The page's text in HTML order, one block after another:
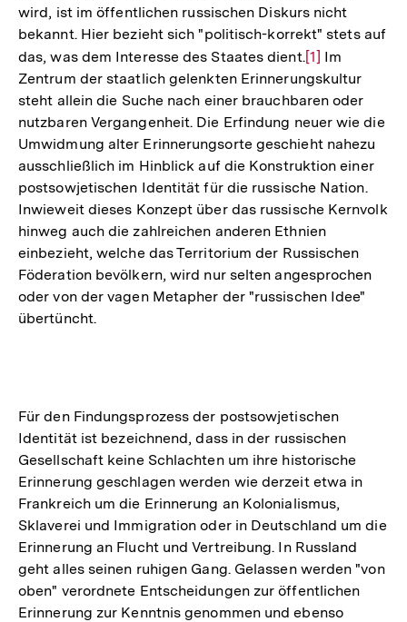
wird, ist im öffentlichen russischen Diskurs nicht
bekannt. Hier bezieht sich "politisch-korrekt" stets auf
das, was dem Interesse des Staates dient.Zur
Auflösung
der
Fußnote
[1] Im
Zentrum der staatlich gelenkten Erinnerungskultur
steht allein die Suche nach einer brauchbaren oder
nutzbaren Vergangenheit. Die Erfindung neuer wie die
Umwidmung alter Erinnerungsorte geschieht nahezu
ausschließlich im Hinblick auf die Konstruktion einer
postsowjetischen Identität für die russische Nation.
Inwieweit dieses Konzept über das russische Kernvolk
hinweg auch die zahlreichen anderen Ethnien
einbezieht, welche das Territorium der Russischen
Föderation bevölkern, wird nur selten angesprochen
oder von der vagen Metapher der "russischen Idee"
übertüncht.
Für den Findungsprozess der postsowjetischen
Identität ist bezeichnend, dass in der russischen
Gesellschaft keine Schlachten um ihre historische
Erinnerung geschlagen werden wie derzeit etwa in
Frankreich um die Erinnerung an Kolonialismus,
Sklaverei und Immigration oder in Deutschland um die
Erinnerung an Flucht und Vertreibung. In Russland
geht alles seinen ruhigen Gang. Gelassen werden "von
oben" verordnete Entscheidungen zur öffentlichen
Erinnerung zur Kenntnis genommen und ebenso